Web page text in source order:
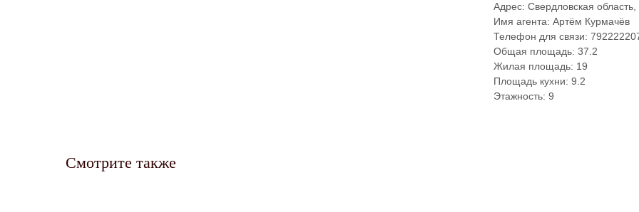
Адрес: Свердловская
Имя агента: Артём Курмачёв
Телефон для связи:
Общая площадь: 37.2
Жилая площадь: 19
Площадь кухни: 9.2
Этажность: 9
Смотрите также